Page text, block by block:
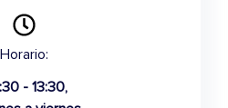
Horario:
- 13:30,